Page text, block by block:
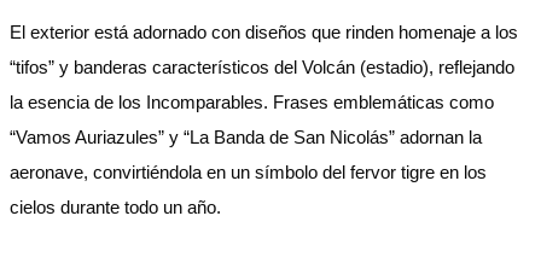
El exterior está adornado con diseños que rinden homenaje a los
“tifos” y banderas característicos del Volcán (estadio), reflejando
la esencia de los Incomparables. Frases emblemáticas como
“Vamos Auriazules” y “La Banda de San Nicolás” adornan la
aeronave, convirtiéndola en un símbolo del fervor tigre en los
cielos durante todo un año.